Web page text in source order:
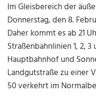
Im Gleisbereich der
Donnerstag, den 8.
Daher kommt es ab 21
Straßenbahnlinien 1, 2,
Hauptbahnhof und
Landgutstraße zu einer
50 verkehrt im